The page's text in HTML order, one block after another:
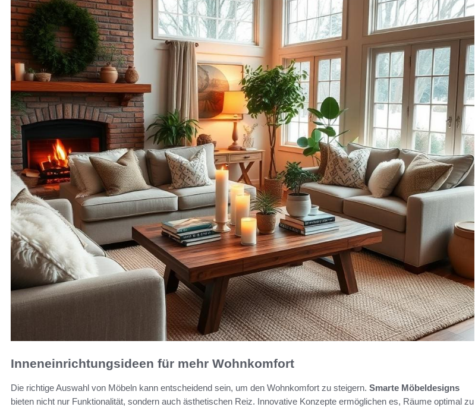
Inneneinrichtungsideen für mehr Wohnkomfort
Die richtige Auswahl von Möbeln kann entscheidend sein, um den Wohnkomfort zu steigern. Smarte Möbeldesigns
bieten nicht nur Funktionalität, sondern auch ästhetischen Reiz. Innovative Konzepte ermöglichen es, Räume optimal zu